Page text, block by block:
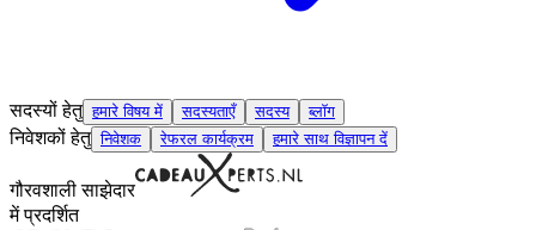
सदस्यों हेतु हमारे विषय में सदस्यताएँ सदस्य ब्लॉग
निवेशकों हेतु निवेशक रेफरल कार्यक्रम हमारे साथ विज्ञापन दें
गौरवशाली साझेदार
में प्रदर्शित